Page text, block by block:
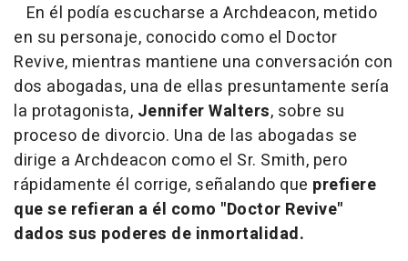
En él podía escucharse a Archdeacon, metido
en su personaje, conocido como el Doctor
Revive, mientras mantiene una conversación con
dos abogadas, una de ellas presuntamente sería
la protagonista, Jennifer Walters, sobre su
proceso de divorcio. Una de las abogadas se
dirige a Archdeacon como el Sr. Smith, pero
rápidamente él corrige, señalando que prefiere
que se refieran a él como "Doctor Revive"
dados sus poderes de inmortalidad.